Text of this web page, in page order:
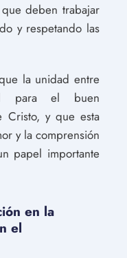
deben trabajar
y respetando las
la unidad entre
para el buen
Cristo, y que esta
y la comprensión
papel importante
en la
el